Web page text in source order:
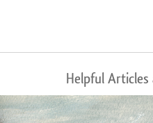
Helpful